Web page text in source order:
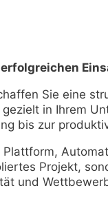
Sie eine
in Ihrem
bis zur
Projekt,
und